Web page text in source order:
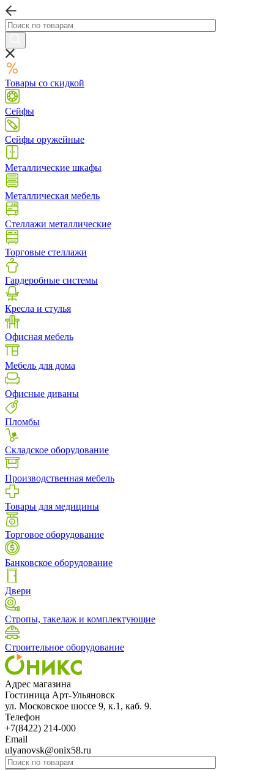
Товары со скидкой
Сейфы
Сейфы оружейные
Металлические шкафы
Металлическая мебель
Стеллажи металлические
Торговые стеллажи
Гардеробные системы
Кресла и стулья
Офисная мебель
Мебель для дома
Офисные диваны
Пломбы
Складское оборудование
Производственная мебель
Товары для медицины
Торговое оборудование
Банковское оборудование
Двери
Стропы, такелаж и комплектующие
Строительное оборудование
Адрес магазина
Гостиница Арт-Ульяновск
ул. Московское шоссе 9, к.1, каб. 9.
Телефон
+7(8422) 214-000
Email
ulyanovsk@onix58.ru